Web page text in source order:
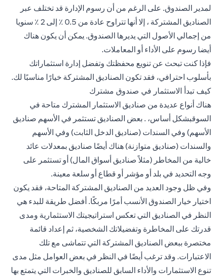
لمدير الصندوق. على الرغم من أن رسوم الإدارة قد تختلف عبر
الصناديق المشتركة ، إلا أنها تتراوح عادة من 0.5 ٪ إلى 2 ٪ سنويا
من إجمالي الأصول التي يديرها الصندوق. يمكن أن يكون هناك
أيضا رسوم على الأداء أو المعاملات.
فإذا كنت تبحث عن تنويع محفظتك وتفضل إدارة استثماراتك
بأسلوب احترافي، فقد تكون الصناديق المشتركة خيارًا مناسبًا لك.
كيف تبدأ الاستثمار في صندوق مشترك
هناك أنواع عديدة من صناديق الاستثمار المشترك متاحة في
السوقبشكل أساس، . بعض الصناديق تستثمر في الأسهم صناديق
الأسهم) وفي السندات (صناديق الدخل الثابت) وفي الأسهم
والسندات (صناديق متوازنة) هناك أيضًا صناديق بمعدلات عائد
خالية من المخاطر (مثلاً صناديق أسواق المال) أو تستثمر على
وجه التحديد في بلد أو مؤشر أو قطاع أو سلعة معينة.
وفي ظل وجود العديد من الصناديق المشتركة المتاحة، فقد يكون
اختيار خيار الصندوق الأنسب أمرًا مربكًا. أفضل طريقة للبدء هي
النظر في الصناديق التي تعكس استراتيجيتك الاستثمارية ومدى
قدرتك على المخاطرة وتفضيلاتك الشخصية، ثم إعداد قائمة
مختصرة ببعض الصناديق المشتركة التي تتماشى مع تلك
الاعتبارات. وقد ترغب أيضًا في النظر في بعض العوامل مثل مدى
تنوع الاستثمارات والأداء السابق للصناديق والخبرات التي يتمتع بها